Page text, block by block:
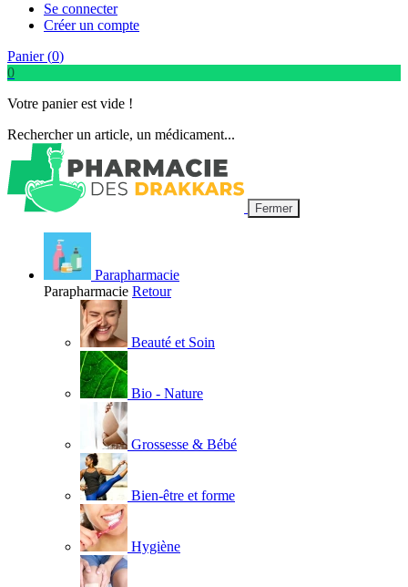
Se connecter
Créer un compte
Panier (0)
0
Votre panier est vide !
Rechercher un article, un médicament...
Fermer
Parapharmacie
Parapharmacie Retour
Beauté et Soin
Bio - Nature
Grossesse & Bébé
Bien-être et forme
Hygiène